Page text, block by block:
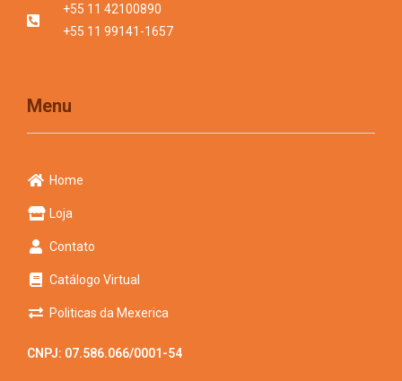
+55 11 42100890
+55 11 99141-1657
Menu
Home
Loja
Contato
Catálogo Virtual
Politicas da Mexerica
CNPJ: 07.586.066/0001-54